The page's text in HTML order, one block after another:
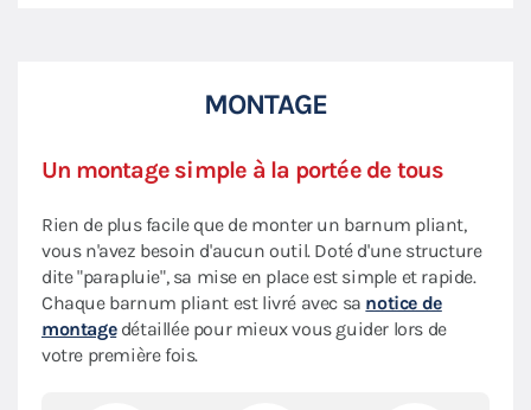
MONTAGE
Un montage simple à la portée de tous
Rien de plus facile que de monter un barnum pliant,
vous n'avez besoin d'aucun outil. Doté d'une structure
dite "parapluie", sa mise en place est simple et rapide.
Chaque barnum pliant est livré avec sa notice de
montagedétaillée pour mieux vous guider lors de
votre première fois.